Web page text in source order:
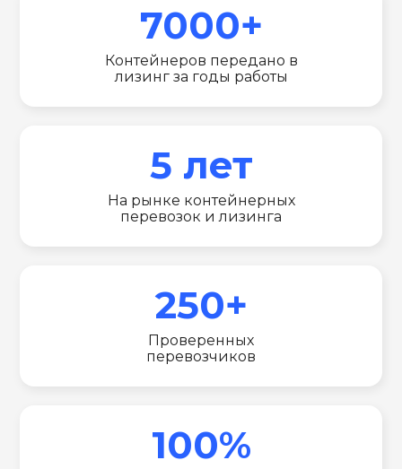
7000+
Контейнеров передано в
лизинг за годы работы
5 лет
На рынке контейнерных
перевозок и лизинга
250+
Проверенных
перевозчиков
100%